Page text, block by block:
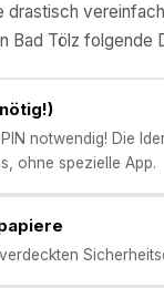
drastisch
Bad Tölz folgende
notwendig! Die
ohne spezielle App.